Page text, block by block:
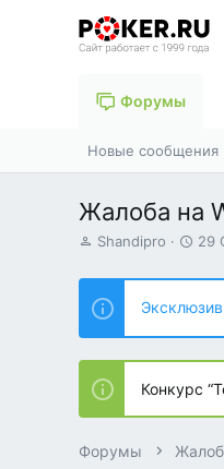
Форумы
Новые сообщения
Жалоба на
А
т
о
р
т
е
м
ы
Shandipro
Д
т
н
а
ч
л
а
29
Конкурс
Форумы